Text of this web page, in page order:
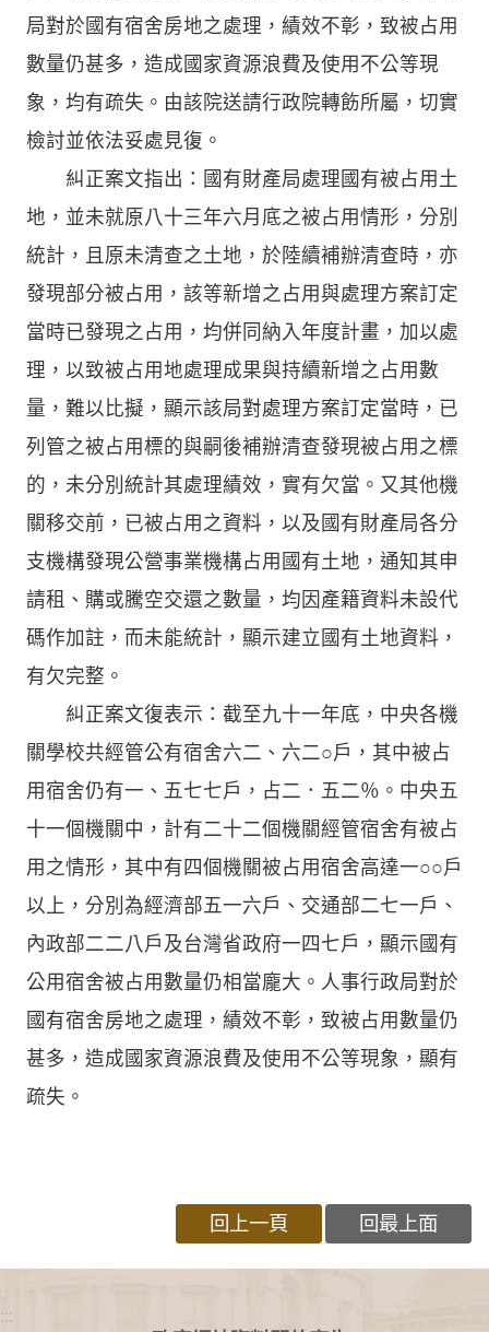
局對於國有宿舍房地之處理，績效不彰，致被占用
數量仍甚多，造成國家資源浪費及使用不公等現
象，均有疏失。由該院送請行政院轉飭所屬，切實
檢討並依法妥處見復。
糾正案文指出：國有財產局處理國有被占用土
地，並未就原八十三年六月底之被占用情形，分別
統計，且原未清查之土地，於陸續補辦清查時，亦
發現部分被占用，該等新增之占用與處理方案訂定
當時已發現之占用，均併同納入年度計畫，加以處
理，以致被占用地處理成果與持續新增之占用數
量，難以比擬，顯示該局對處理方案訂定當時，已
列管之被占用標的與嗣後補辦清查發現被占用之標
的，未分別統計其處理績效，實有欠當。又其他機
關移交前，已被占用之資料，以及國有財產局各分
支機構發現公營事業機構占用國有土地，通知其申
請租、購或騰空交還之數量，均因產籍資料未設代
碼作加註，而未能統計，顯示建立國有土地資料，
有欠完整。
糾正案文復表示：截至九十一年底，中央各機
關學校共經管公有宿舍六二、六二○戶，其中被占
用宿舍仍有一、五七七戶，占二．五二％。中央五
十一個機關中，計有二十二個機關經管宿舍有被占
用之情形，其中有四個機關被占用宿舍高達一○○戶
以上，分別為經濟部五一六戶、交通部二七一戶、
內政部二二八戶及台灣省政府一四七戶，顯示國有
公用宿舍被占用數量仍相當龐大。人事行政局對於
國有宿舍房地之處理，績效不彰，致被占用數量仍
甚多，造成國家資源浪費及使用不公等現象，顯有
疏失。
回上一頁 回最上面
:::